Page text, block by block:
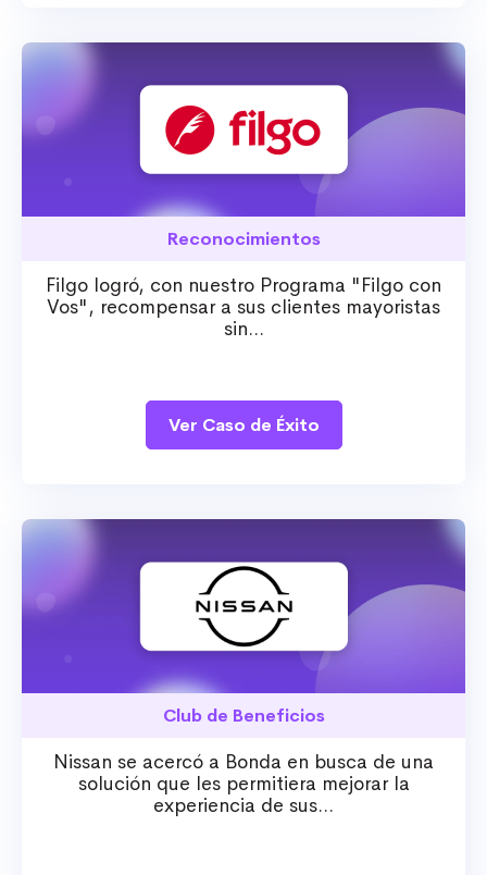
Reconocimientos
Filgo logró, con nuestro Programa "Filgo con
Vos", recompensar a sus clientes mayoristas
sin...
Ver Caso de Éxito
Club de Beneficios
Nissan se acercó a Bonda en busca de una
solución que les permitiera mejorar la
experiencia de sus...